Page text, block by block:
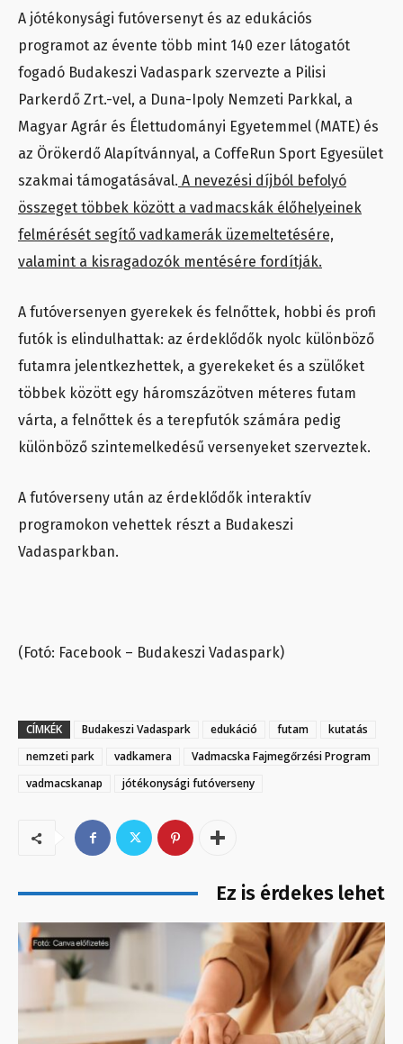
A jótékonysági futóversenyt és az edukációs
programot az évente több mint 140 ezer látogatót
fogadó Budakeszi Vadaspark szervezte a Pilisi
Parkerdő Zrt.-vel, a Duna-Ipoly Nemzeti Parkkal, a
Magyar Agrár és Élettudományi Egyetemmel (MATE) és
az Örökerdő Alapítvánnyal, a CoffeRun Sport Egyesület
szakmai támogatásával. A nevezési díjból befolyó
összeget többek között a vadmacskák élőhelyeinek
felmérését segítő vadkamerák üzemeltetésére,
valamint a kisragadozók mentésére fordítják.
A futóversenyen gyerekek és felnőttek, hobbi és profi
futók is elindulhattak: az érdeklődők nyolc különböző
futamra jelentkezhettek, a gyerekeket és a szülőket
többek között egy háromszázötven méteres futam
várta, a felnőttek és a terepfutók számára pedig
különböző szintemelkedésű versenyeket szerveztek.
A futóverseny után az érdeklődők interaktív
programokon vehettek részt a Budakeszi
Vadasparkban.
(Fotó: Facebook – Budakeszi Vadaspark)
CÍMKÉK Budakeszi Vadaspark edukáció futam
kutatás
nemzeti park
vadkamera
Vadmacska Fajmegőrzési Program
vadmacskanap
jótékonysági futóverseny
Ez is érdekes lehet